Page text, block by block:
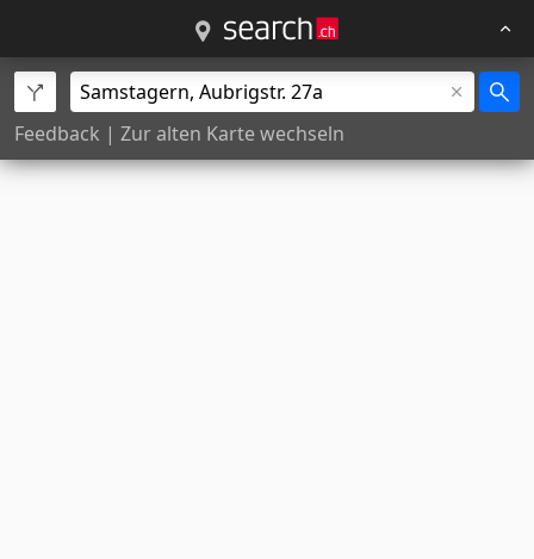
Feedback | Zur alten Karte wechseln